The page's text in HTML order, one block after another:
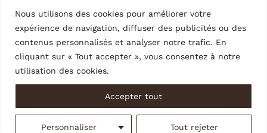
Nous utilisons des cookies pour améliorer votre
expérience de navigation, diffuser des publicités ou des
contenus personnalisés et analyser notre trafic. En
cliquant sur « Tout accepter », vous consentez à notre
utilisation des cookies.
Personnaliser Tout rejeter
Accepter tout
Suivre sur Instagram
© Copyright 2026 | CréditsIntrasite